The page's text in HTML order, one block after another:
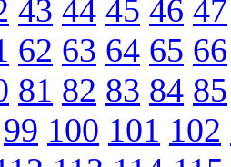
43 44 45 46 47
62 63 64 65 66
81 82 83 84 85
99 100 101 102